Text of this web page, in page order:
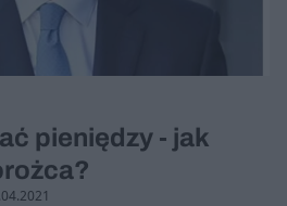
pieniędzy - jak